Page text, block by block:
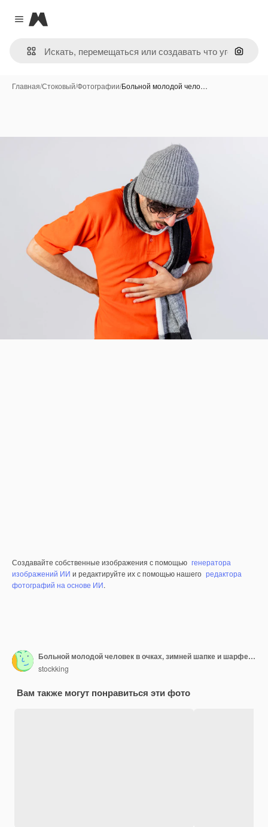
Close menu
Magnific
Поиск
Главная/Стоковый/Фотографии/Больной молодой чело…
Создавайте собственные изображения с помощью генератора
изображений ИИ и редактируйте их с помощью нашего редактора
фотографий на основе ИИ.
Больной молодой человек в очках, зимней шапке и шарфе, положив руки на живот и за спину, изолированные на белой стене
stockking
Вам также могут понравиться эти фото